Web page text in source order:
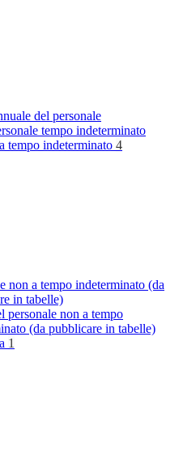
del personale
tempo indeterminato
tempo indeterminato 4
non a tempo indeterminato (da
in tabelle)
personale non a tempo
(da pubblicare in tabelle)
1